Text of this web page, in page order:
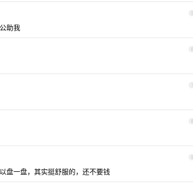
5
助我
6
7
8
9
盘一盘，其实挺舒服的，还不要钱